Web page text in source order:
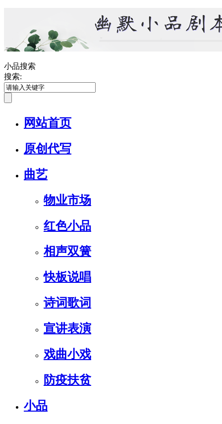
小品搜索
搜索:
网站首页
原创代写
曲艺
物业市场
红色小品
相声双簧
快板说唱
诗词歌词
宣讲表演
戏曲小戏
防疫扶贫
小品